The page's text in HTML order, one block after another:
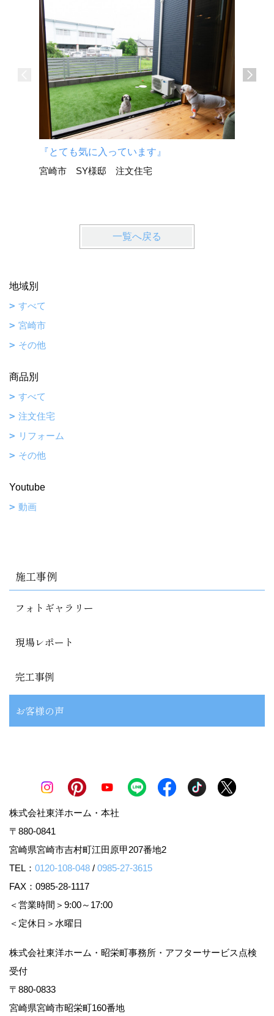
『とても気に入っています』
宮崎市 SY様邸 注文住宅
一覧へ戻る
地域別
すべて
宮崎市
その他
商品別
すべて
注文住宅
リフォーム
その他
Youtube
動画
施工事例
フォトギャラリー
現場レポート
完工事例
お客様の声
株式会社東洋ホーム・本社
〒880-0841
宮崎県宮崎市吉村町江田原甲207番地2
TEL： 0120-108-048 / 0985-27-3615
FAX：0985-28-1117
＜営業時間＞9:00～17:00
＜定休日＞水曜日
株式会社東洋ホーム・昭栄町事務所・アフターサービス点検
受付
〒880-0833
宮崎県宮崎市昭栄町160番地